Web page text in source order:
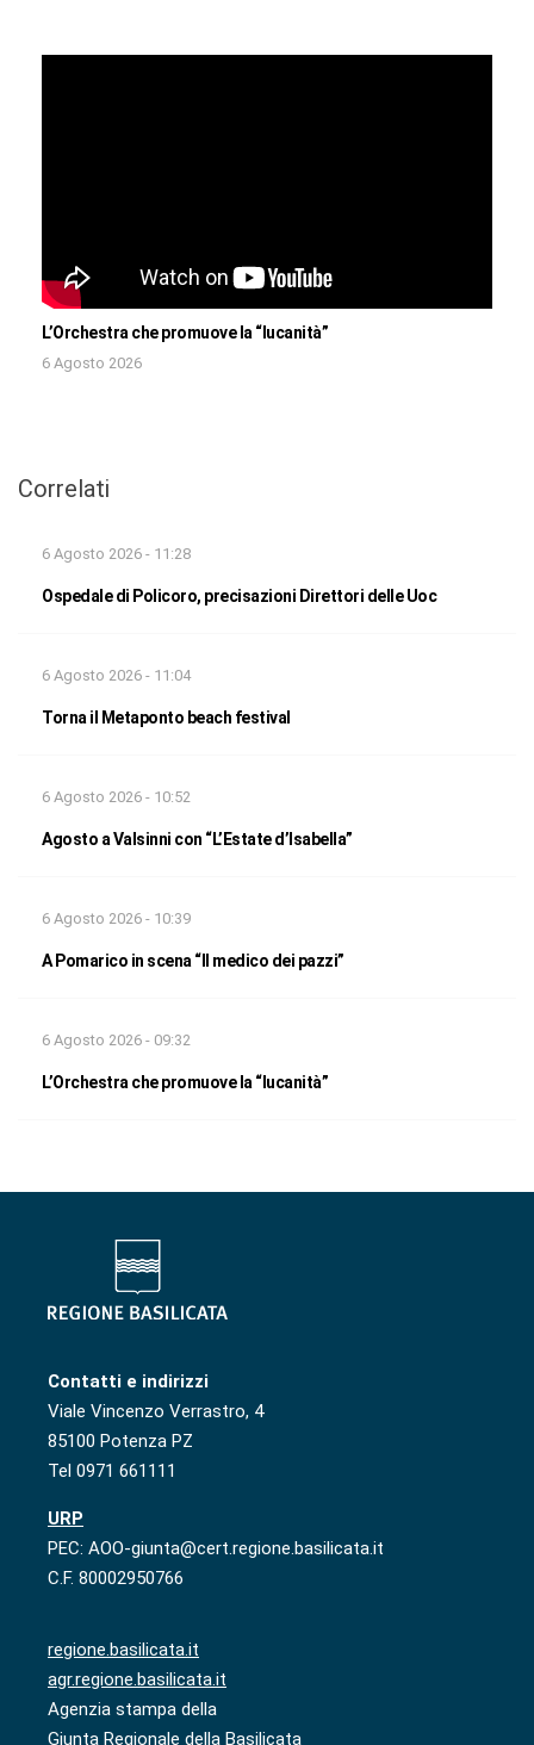
L’Orchestra che promuove la “lucanità”
6 Agosto 2026
Correlati
6 Agosto 2026 - 11:28
Ospedale di Policoro, precisazioni Direttori delle Uoc
6 Agosto 2026 - 11:04
Torna il Metaponto beach festival
6 Agosto 2026 - 10:52
Agosto a Valsinni con “L’Estate d’Isabella”
6 Agosto 2026 - 10:39
A Pomarico in scena “Il medico dei pazzi”
6 Agosto 2026 - 09:32
L’Orchestra che promuove la “lucanità”
Contatti e indirizzi
Viale Vincenzo Verrastro, 4
85100 Potenza PZ
Tel 0971 661111
URP
PEC: AOO-giunta@cert.regione.basilicata.it
C.F. 80002950766
regione.basilicata.it
agr.regione.basilicata.it
Agenzia stampa della
Giunta Regionale della Basilicata